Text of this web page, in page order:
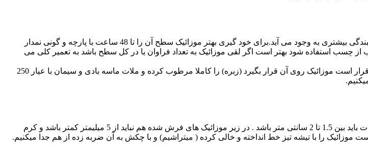
اگر دو سر موزائیک را به اندازه نیم سانتیمتر بتراشیم ملات دوغاب بین آنها بهتر قرار گرفته و چسبندگی بیشتری به وجود می آید.برای خود گیری بهتر موزائیک سطح آن را تا 48 ساعت با پارچه و گونی نمدار
استفاده شود بهتر است اگر لقی موزائیک به تعداد فراوان یا در کل سطح باشد به تعمیر کلی می
موزائیک ها را جمع میکنیم. دوغاب اطراف آنها را میتراشیم و آنها را مرطوب میکنیم. سطحی که قرار است موزائیک روی آن قرار بگیرد (زبره) را کاملا مرطوب کرده و ملات ماسه بادی و سیمان با عیار 250
*ملات های زبره قبلی جمع آوری نمی گردد. مگر در کف سازی کمبود ارتفاع به وجود آید.قطر ملات باید بین 1.5 تا 2 سانتی متر باشد . در زیر موزائیک های فرش شده هم نباید از 5 میلیمتر کمتر باشد و کرم
را با تیشه تیز خط انداخته و خالی کرده ( میتراشیم) و با چکش به آن ضربه زده از هم جدا میکنیم.